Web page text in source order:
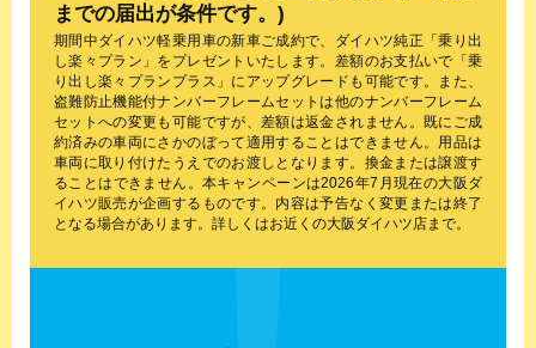
までの届出が条件です。)
期間中ダイハツ軽乗用車の新車ご成約で、ダイハツ純正「乗り出
し楽々プラン」をプレゼントいたします。差額のお支払いで「乗
り出し楽々プランプラス」にアップグレードも可能です。また、
盗難防止機能付ナンバーフレームセットは他のナンバーフレーム
セットへの変更も可能ですが、差額は返金されません。既にご成
約済みの車両にさかのぼって適用することはできません。用品は
車両に取り付けたうえでのお渡しとなります。換金または譲渡す
ることはできません。本キャンペーンは2026年7月現在の大阪ダ
イハツ販売が企画するものです。内容は予告なく変更または終了
となる場合があります。詳しくはお近くの大阪ダイハツ店まで。